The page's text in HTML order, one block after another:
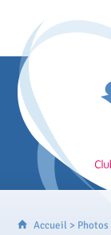
Accueil > Photos